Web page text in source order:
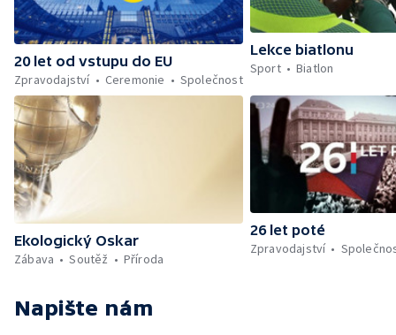
20 let od vstupu do EU
Zpravodajství
Ceremonie Společnost
Lekce biatlonu
Sport
Biatlon
Ekologický Oskar
Zábava
Soutěž Příroda
26 let poté
Zpravodajství
Napište nám